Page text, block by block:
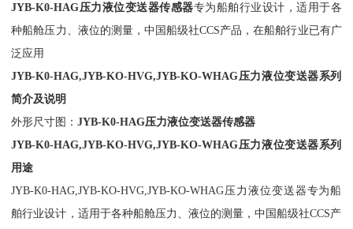
JYB-K0-HAG压力液位变送器传感器专为船舶行业设计，适用于各
种船舱压力、液位的测量，中国船级社CCS产品，在船舶行业已有广
泛应用
JYB-K0-HAG,JYB-KO-HVG,JYB-KO-WHAG压力液位变送器系列
简介及说明
外形尺寸图：JYB-K0-HAG压力液位变送器传感器
JYB-K0-HAG,JYB-KO-HVG,JYB-KO-WHAG压力液位变送器系列
用途
JYB-K0-HAG,JYB-KO-HVG,JYB-KO-WHAG压力液位变送器专为船
舶行业设计，适用于各种船舱压力、液位的测量，中国船级社CCS产